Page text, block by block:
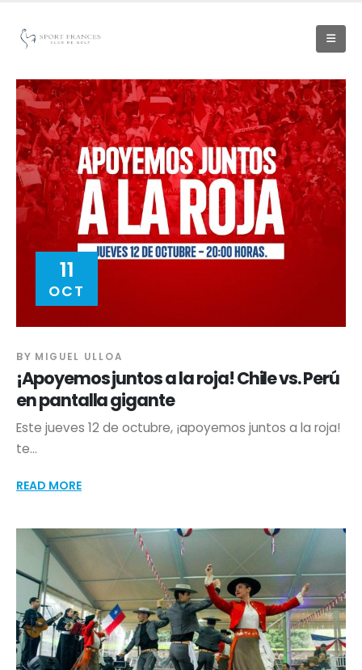
11
OCT
BY MIGUEL ULLOA
¡Apoyemos juntos a la roja! Chile vs. Perú
en pantalla gigante
Este jueves 12 de octubre, ¡apoyemos juntos a la roja!
te...
READ MORE